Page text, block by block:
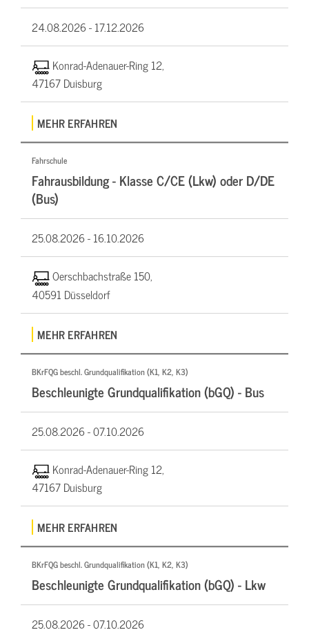
24.08.2026 -17.12.2026
Konrad-Adenauer-Ring 12,
47167 Duisburg
MEHR ERFAHREN
Fahrschule
Fahrausbildung - Klasse C/CE (Lkw) oder D/DE
(Bus)
25.08.2026 -16.10.2026
Oerschbachstraße 150,
40591 Düsseldorf
MEHR ERFAHREN
BKrFQG beschl. Grundqualifikation (K1, K2, K3)
Beschleunigte Grundqualifikation (bGQ) - Bus
25.08.2026 -07.10.2026
Konrad-Adenauer-Ring 12,
47167 Duisburg
MEHR ERFAHREN
BKrFQG beschl. Grundqualifikation (K1, K2, K3)
Beschleunigte Grundqualifikation (bGQ) - Lkw
25.08.2026 -07.10.2026